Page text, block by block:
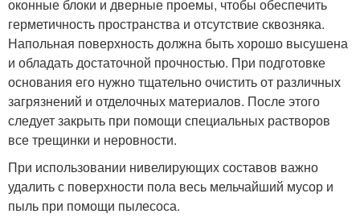
оконные блоки и дверные проемы, чтобы обеспечить
герметичность пространства и отсутствие сквозняка.
Напольная поверхность должна быть хорошо высушена
и обладать достаточной прочностью. При подготовке
основания его нужно тщательно очистить от различных
загрязнений и отделочных материалов. После этого
следует закрыть при помощи специальных растворов
все трещинки и неровности.
При использовании нивелирующих составов важно
удалить с поверхности пола весь мельчайший мусор и
пыль при помощи пылесоса.